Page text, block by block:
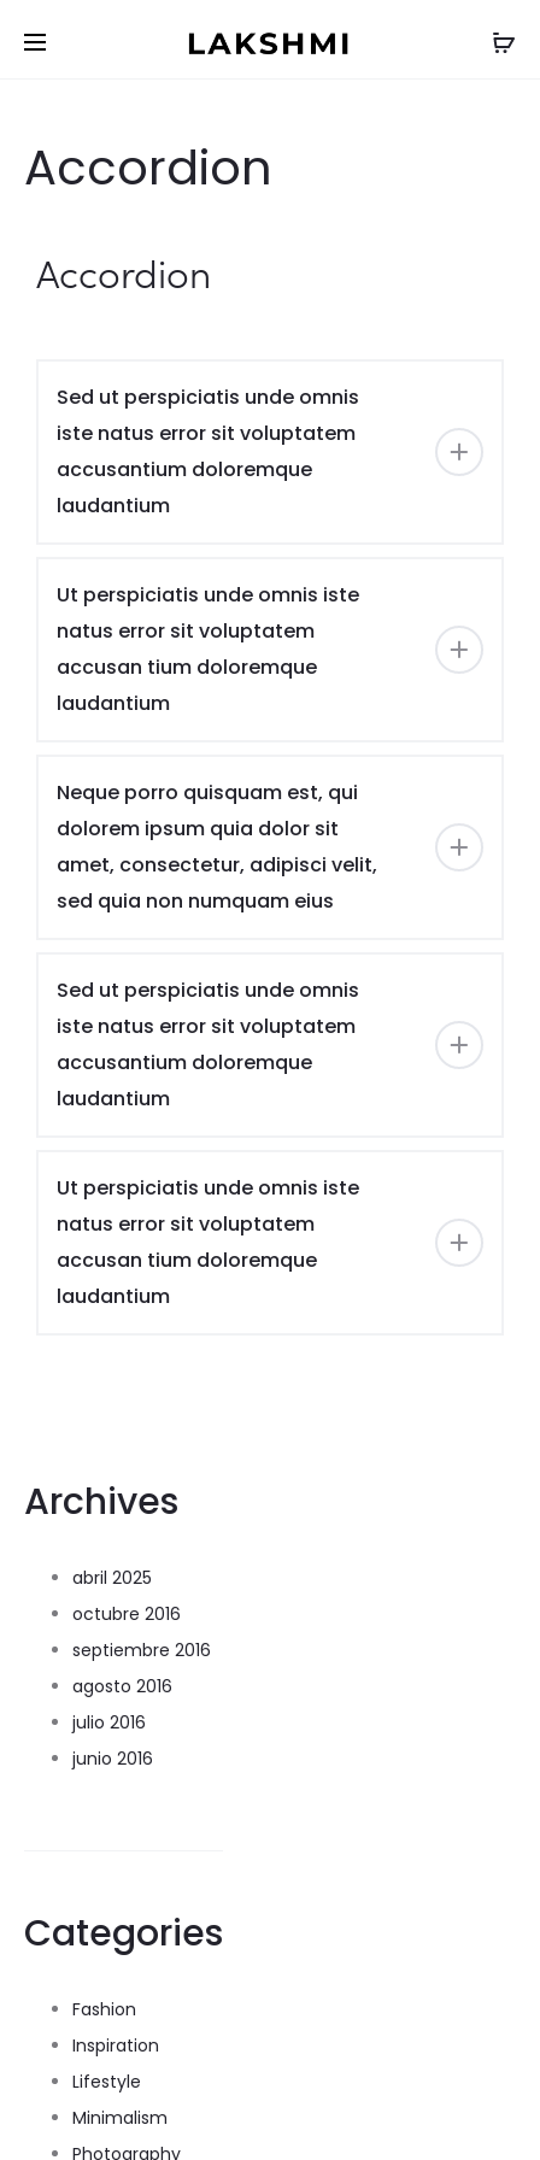
Accordion
Accordion
Sed ut perspiciatis unde omnis
iste natus error sit voluptatem
accusantium doloremque
laudantium
Ut perspiciatis unde omnis iste
natus error sit voluptatem
accusan tium doloremque
laudantium
Neque porro quisquam est, qui
dolorem ipsum quia dolor sit
amet, consectetur, adipisci velit,
sed quia non numquam eius
Sed ut perspiciatis unde omnis
iste natus error sit voluptatem
accusantium doloremque
laudantium
Ut perspiciatis unde omnis iste
natus error sit voluptatem
accusan tium doloremque
laudantium
Archives
abril 2025
octubre 2016
septiembre 2016
agosto 2016
julio 2016
junio 2016
Categories
Fashion
Inspiration
Lifestyle
Minimalism
Photography